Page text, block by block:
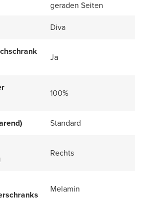
geraden Seiten
Diva
Ja
100%
Standard
Rechts
Melamin